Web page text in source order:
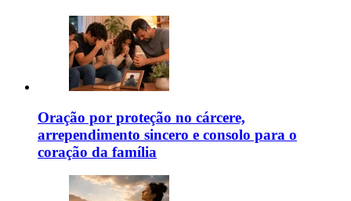
Oração por proteção no cárcere,
arrependimento sincero e consolo para o
coração da família